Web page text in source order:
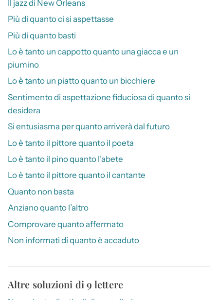
Il jazz di New Orleans
Più di quanto ci si aspettasse
Più di quanto basti
Lo è tanto un cappotto quanto una giacca e un
piumino
Lo è tanto un piatto quanto un bicchiere
Sentimento di aspettazione fiduciosa di quanto si
desidera
Si entusiasma per quanto arriverà dal futuro
Lo è tanto il pittore quanto il poeta
Lo è tanto il pino quanto l’abete
Lo è tanto il pittore quanto il cantante
Quanto non basta
Anziano quanto l’altro
Comprovare quanto affermato
Non informati di quanto è accaduto
Altre soluzioni di 9 lettere